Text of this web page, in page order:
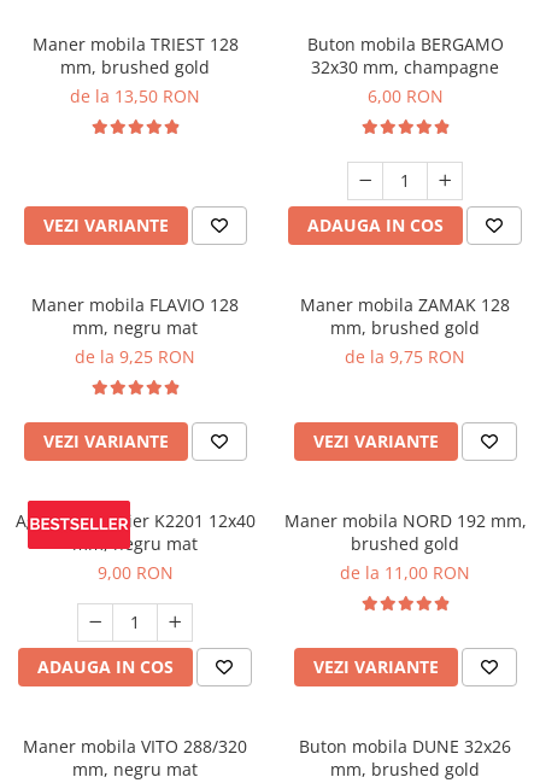
Maner mobila TRIEST 128
mm, brushed gold
de la 13,50 RON
VEZI VARIANTE
Buton mobila BERGAMO
32x30 mm, champagne
6,00 RON
ADAUGA IN COS
Maner mobila FLAVIO 128
mm, negru mat
de la 9,25 RON
VEZI VARIANTE
Maner mobila ZAMAK 128
mm, brushed gold
de la 9,75 RON
VEZI VARIANTE
Agatatoare cuier K2201 12x40
mm, negru mat
9,00 RON
ADAUGA IN COS
Maner mobila NORD 192 mm,
brushed gold
de la 11,00 RON
VEZI VARIANTE
Maner mobila VITO 288/320
mm, negru mat
Buton mobila DUNE 32x26
mm, brushed gold